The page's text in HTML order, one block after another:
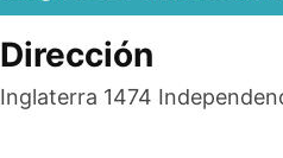
Dirección
Inglaterra 1474